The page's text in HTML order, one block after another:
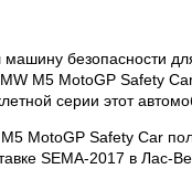
безопасности
M5 MotoGP Safety
серии этот
MotoGP Safety Car
SEMA-2017 в Лас-